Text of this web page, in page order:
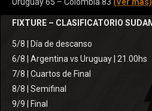
FIXTURE – CLASIFICATORIO
5/8 | Día de descanso
6/8 | Argentina vs Uruguay | 21.00hs
7/8 | Cuartos de Final
8/8 | Semifinal
9/9 | Final